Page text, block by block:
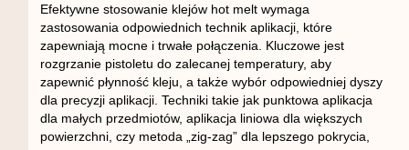
Efektywne stosowanie klejów hot melt wymaga
zastosowania odpowiednich technik aplikacji, które
zapewniają mocne i trwałe połączenia. Kluczowe jest
rozgrzanie pistoletu do zalecanej temperatury, aby
zapewnić płynność kleju, a także wybór odpowiedniej dyszy
dla precyzji aplikacji. Techniki takie jak punktowa aplikacja
dla małych przedmiotów, aplikacja liniowa dla większych
powierzchni, czy metoda „zig-zag” dla lepszego pokrycia,